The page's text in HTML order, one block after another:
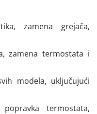
zamena grejača,
zamena termostata i
modela, uključujući
termostata,